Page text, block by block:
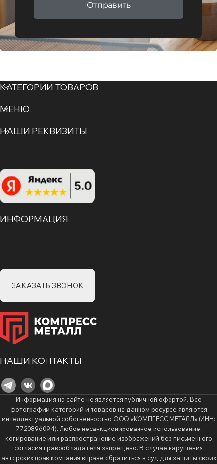
Отправить
КАТЕГОРИИ ТОВАРОВ
МЕНЮ
НАШИ РЕКВИЗИТЫ
ИНФОРМАЦИЯ
ЗАКАЗАТЬ ЗВОНОК
НАШИ КОНТАКТЫ
Информация на сайте не является публичной офертой. Все
фотографии категорий и товаров на данном ресурсе являются
интеллектуальной собственностью ООО «КОМПРЕСС МЕТАЛЛ» (ИНН:
7720896094). Любое несанкционированное использование,
копирование или распространение изображений без письменного
согласия правообладателя запрещено. В случае нарушения
авторских прав компания вправе обратиться в суд для защиты своих